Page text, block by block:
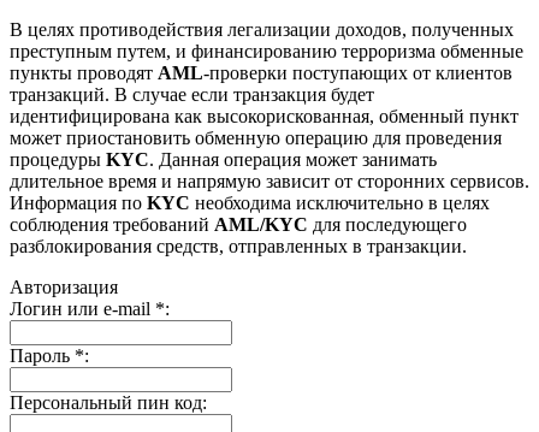
В целях противодействия легализации доходов, полученных
преступным путем, и финансированию терроризма обменные
пункты проводят AML-проверки поступающих от клиентов
транзакций. В случае если транзакция будет
идентифицирована как высокорискованная, обменный пункт
может приостановить обменную операцию для проведения
процедуры KYC. Данная операция может занимать
длительное время и напрямую зависит от сторонних сервисов.
Информация по KYC необходима исключительно в целях
соблюдения требований AML/KYC для последующего
разблокирования средств, отправленных в транзакции.
Авторизация
Логин или e-mail *:
Пароль *:
Персональный пин код: